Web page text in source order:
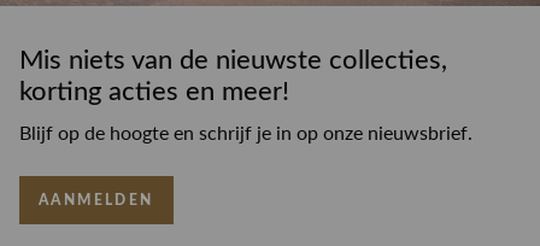
Mis niets van de nieuwste collecties,
korting acties en meer!
Blijf op de hoogte en schrijf je in op onze nieuwsbrief.
AANMELDEN